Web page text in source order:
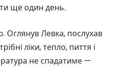
ще один день.
Оглянув Левка, послухав
ліки, тепло, пиття і
не спадатиме —